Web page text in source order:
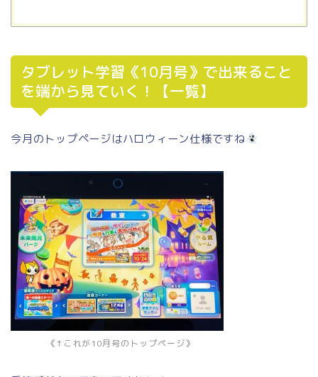
タブレット学習《10月号》で出来ること
を端から見ていく！【一覧】
今月のトップページはハロウィーン仕様ですね
《↑これが10月号のトップページ》